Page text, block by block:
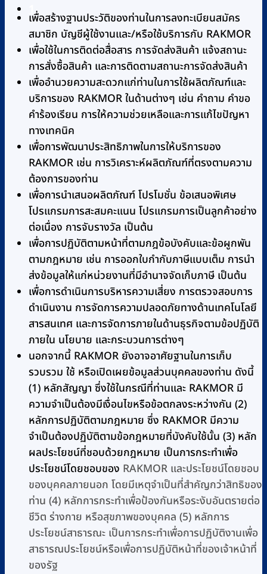
YE680B
(Bluetooth)
เสียง
พูด
ภาษา
ไทย
ชิ้น
เพื่อสร้างฐานประวัติของท่านในการลงทะเบียนสมัคร
สมาชิก บัญชีผู้ใช้งานและ/หรือใช้บริการกับ RAKMOR
เพื่อใช้ในการติดต่อสื่อสาร การจัดส่งสินค้า แจ้งสถานะ
การสั่งซื้อสินค้า และการติดตามสถานะการจัดส่งสินค้า
เพื่ออำนวยความสะดวกแก่ท่านในการใช้ผลิตภัณฑ์และ
บริการของ RAKMOR ในด้านต่างๆ เช่น คำถาม คำขอ
คำร้องเรียน การให้ความช่วยเหลือและการแก้ไขปัญหา
ทางเทคนิค
เพื่อการพัฒนาประสิทธิภาพในการให้บริการของ
RAKMOR เช่น การวิเคราะห์ผลิตภัณฑ์ที่ตรงตามความ
ต้องการของท่าน
เพื่อการนำเสนอผลิตภัณฑ์ โปรโมชั่น ข้อเสนอพิเศษ
โปรแกรมการสะสมคะแนน โปรแกรมการเป็นลูกค้าอย่าง
ต่อเนื่อง การจับรางวัล เป็นต้น
เพื่อการปฏิบัติตามหน้าที่ตามกฎข้อบังคับและข้อผูกพัน
ตามกฎหมาย เช่น การออกใบกำกับภาษีแบบเต็ม การนำ
ส่งข้อมูลให้แก่หน่วยงานที่มีอำนาจจัดเก็บภาษี เป็นต้น
เพื่อการดำเนินการบริหารความเสี่ยง การตรวจสอบการ
ดำเนินงาน การจัดการความปลอดภัยทางด้านเทคโนโลยี
สารสนเทศ และการจัดการภายในด้านธุรกิจตามข้อปฏิบัติ
ภายใน นโยบาย และกระบวนการต่างๆ
นอกจากนี้ RAKMOR ยังอาจอาศัยฐานในการเก็บ
รวบรวม ใช้ หรือเปิดเผยข้อมูลส่วนบุคคลของท่าน ดังนี้
(1) หลักสัญญา ซึ่งใช้ในกรณีที่ท่านและ RAKMOR มี
ความจำเป็นต้องมีเงื่อนไขหรือข้อตกลงระหว่างกัน (2)
หลักการปฏิบัติตามกฎหมาย ซึ่ง RAKMOR มีความ
จำเป็นต้องปฏิบัติตามข้อกฎหมายที่บังคับใช้นั้น (3) หลัก
ผลประโยชน์ที่ชอบด้วยกฎหมาย เป็นการกระทำเพื่อ
ประโยชน์โดยชอบของ RAKMOR และประโยชน์โดยชอบ
ของบุคคลภายนอก โดยมีเหตุจำเป็นที่สำคัญกว่าสิทธิของ
ท่าน (4) หลักการกระทำเพื่อป้องกันหรือระงับอันตรายต่อ
ชีวิต ร่างกาย หรือสุขภาพของบุคคล (5) หลักการ
ประโยชน์สาธารณะ เป็นการกระทำเพื่อการปฏิบัติงานเพื่อ
สาธารณประโยชน์หรือเพื่อการปฏิบัติหน้าที่ของเจ้าหน้าที่
ของรัฐ